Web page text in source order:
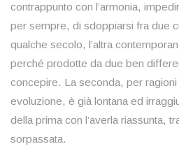
contrappunto con l’armonia,
per sempre, di sdoppiarsi fra due
qualche secolo, l’altra
perché prodotte da due ben
concepire. La seconda, per
evoluzione, è già lontana ed
della prima con l’averla riassunta,
sorpassata.